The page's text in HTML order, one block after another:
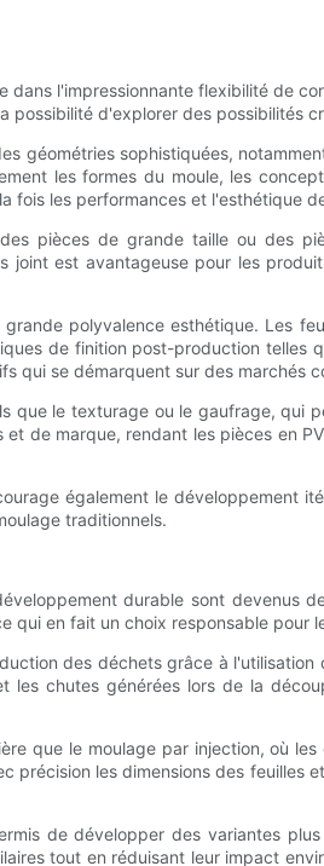
l'impressionnante flexibilité de
d'explorer des possibilités
géométries sophistiquées,
les formes du moule, les
fois les performances et l'esthétique
pièces de grande taille ou des
joint est avantageuse pour les
polyvalence esthétique. Les
de finition post-production
qui se démarquent sur des marchés
que le texturage ou le gaufrage, qui
de marque, rendant les pièces en
également le développement
traditionnels.
durable sont devenus
en fait un choix responsable pour
des déchets grâce à
chutes générées lors de la
que le moulage par injection, où
les dimensions des
de développer des variantes
tout en réduisant leur impact